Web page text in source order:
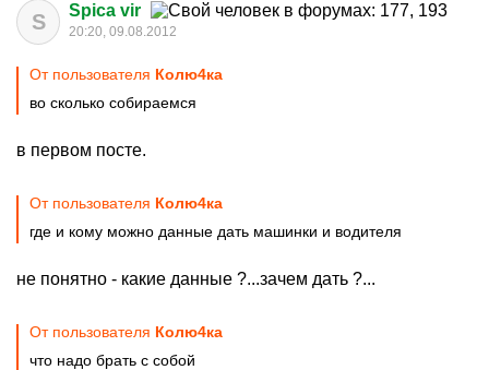
S Spica vir
20:20, 09.08.2012
От пользователя Колю4ка
во сколько собираемся
в первом посте.
От пользователя Колю4ка
где и кому можно данные дать машинки и водителя
не понятно - какие данные ?...зачем дать ?...
От пользователя Колю4ка
что надо брать с собой